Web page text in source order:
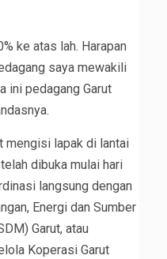
ke atas lah. Harapan
saya mewakili
ini pedagang Garut
mengisi lapak di lantai
dibuka mulai hari
langsung dengan
Energi dan Sumber
Garut, atau
Koperasi Garut